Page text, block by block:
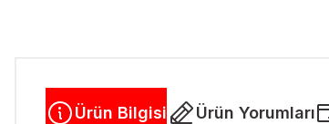
Ürün Bilgisi Ürün Yorumları